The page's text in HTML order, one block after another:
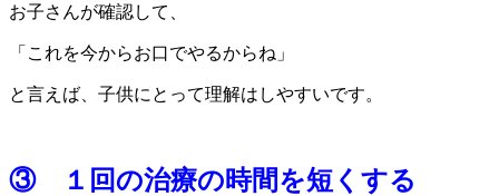
お子さんが確認して、
「これを今からお口でやるからね」
と言えば、子供にとって理解はしやすいです。
③ １回の治療の時間を短くする